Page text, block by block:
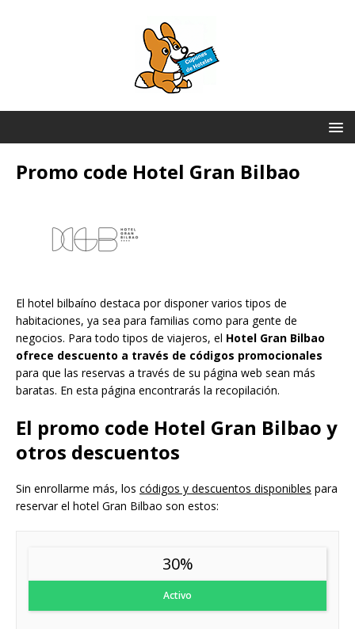
Promo code Hotel Gran Bilbao
El hotel bilbaíno destaca por disponer varios tipos de
habitaciones, ya sea para familias como para gente de
negocios. Para todo tipos de viajeros, el Hotel Gran Bilbao
ofrece descuento a través de códigos promocionales
para que las reservas a través de su página web sean más
baratas. En esta página encontrarás la recopilación.
El promo code Hotel Gran Bilbao y
otros descuentos
Sin enrollarme más, los códigos y descuentos disponibles para
reservar el hotel Gran Bilbao son estos:
30%
Activo